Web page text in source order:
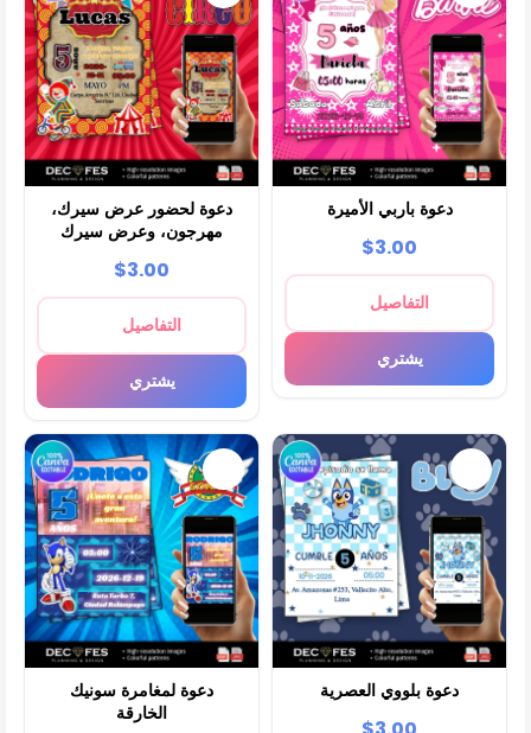
دعوة لحضور عرض سيرك،
مهرجون، وعرض سيرك
$3.00
التفاصيل
يشتري
دعوة باربي الأميرة
$3.00
التفاصيل
يشتري
دعوة لمغامرة سونيك
الخارقة
دعوة بلووي العصرية